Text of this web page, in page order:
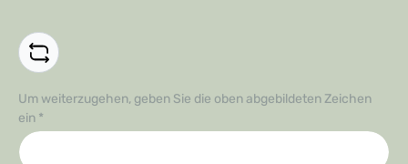
Um weiterzugehen, geben Sie die oben abgebildeten Zeichen
ein *